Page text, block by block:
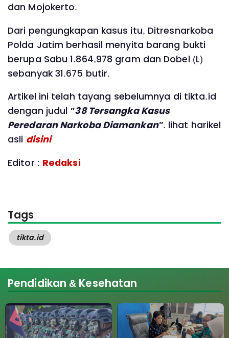
dan Mojokerto.
Dari pengungkapan kasus itu, Ditresnarkoba
Polda Jatim berhasil menyita barang bukti
berupa Sabu 1.864,978 gram dan Dobel (L)
sebanyak 31.675 butir.
Artikel ini telah tayang sebelumnya di tikta.id
dengan judul "38 Tersangka Kasus
Peredaran Narkoba Diamankan". lihat harikel
asli disini
Editor : Redaksi
Tags
tikta.id
Pendidikan & Kesehatan